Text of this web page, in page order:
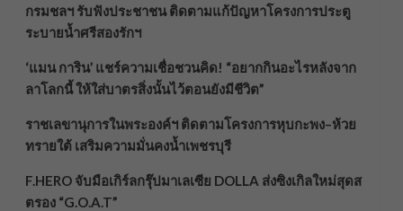
กรมชลฯ รับฟังประชาชน ติดตามแก้ปัญหาโครงการประตู
ระบายน้ำศรีสองรักฯ
‘แมน การิน’ แชร์ความเชื่อชวนคิด! “อยากกินอะไรหลังจาก
ลาโลกนี้ ให้ใส่บาตรสิ่งนั้นไว้ตอนยังมีชีวิต”
ราชเลขานุการในพระองค์ฯ ติดตามโครงการหุบกะพง–ห้วย
ทรายใต้ เสริมความมั่นคงน้ำเพชรบุรี
F.HERO จับมือเกิร์ลกรุ๊ปมาเลเซีย DOLLA ส่งซิงเกิลใหม่สุดส
ตรอง “G.O.A.T”